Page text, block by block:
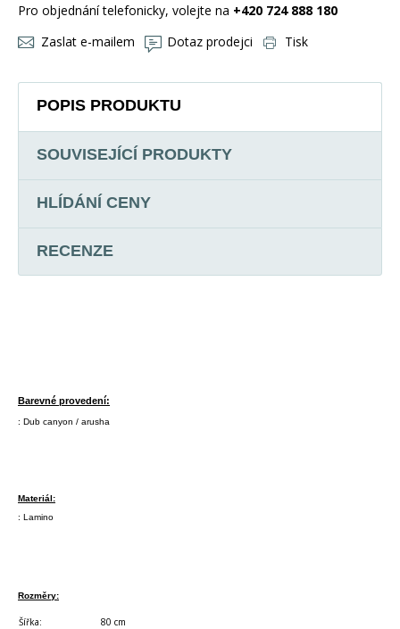
Pro objednání telefonicky, volejte na +420 724 888 180
Zaslat e-mailem
Dotaz prodejci Tisk
POPIS PRODUKTU
SOUVISEJÍCÍ PRODUKTY
HLÍDÁNÍ CENY
RECENZE
Barevné provedení:
: Dub canyon / arusha
Materiál:
: Lamino
Rozměry:
Šířka: 80 cm